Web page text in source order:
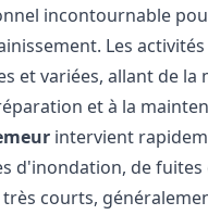
incontournable
Les
et variées, allant de la
et à la
intervient
d'inondation, de fuites
courts,